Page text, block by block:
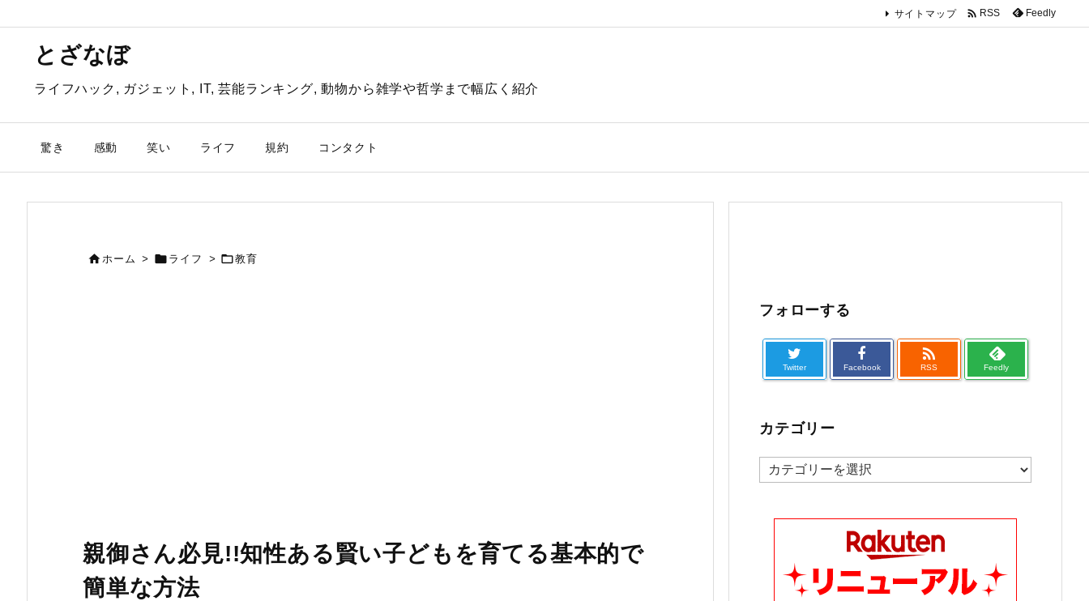
とざなぼ
ライフハック, ガジェット, IT, 芸能ランキング, 動物から雑学や哲学まで幅広く紹介
驚き 感動 笑い ライフ 規約 コンタクト
サイトマップ  RSS Feedly
ホーム >  ライフ > 教育
親御さん必見!!知性ある賢い子どもを育てる基本的で
簡単な方法
フォローする
Twitter Facebook

RSS Feedly
カテゴリー
カ